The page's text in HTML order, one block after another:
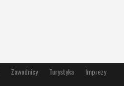
Zawodnicy Turystyka
Imprezy